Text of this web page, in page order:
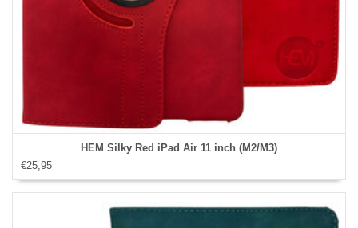
HEM Silky Red iPad Air 11 inch (M2/M3)
€25,95